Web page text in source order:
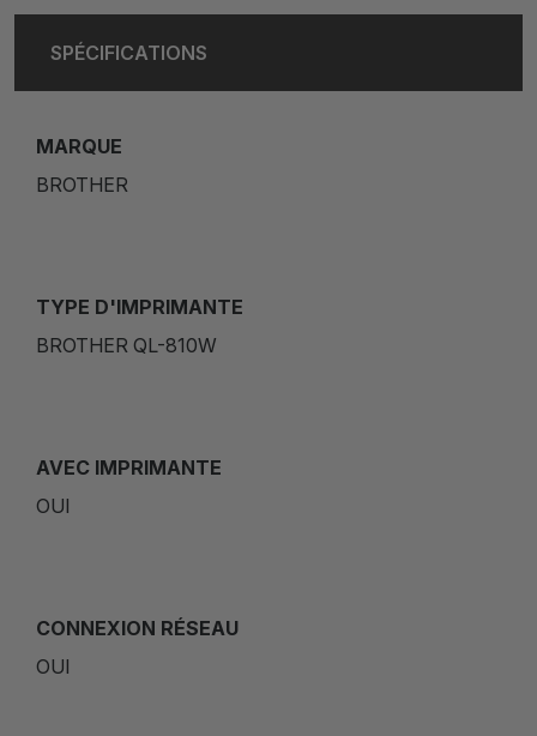
SPÉCIFICATIONS
MARQUE
BROTHER
TYPE D'IMPRIMANTE
BROTHER QL-810W
AVEC IMPRIMANTE
OUI
CONNEXION RÉSEAU
OUI